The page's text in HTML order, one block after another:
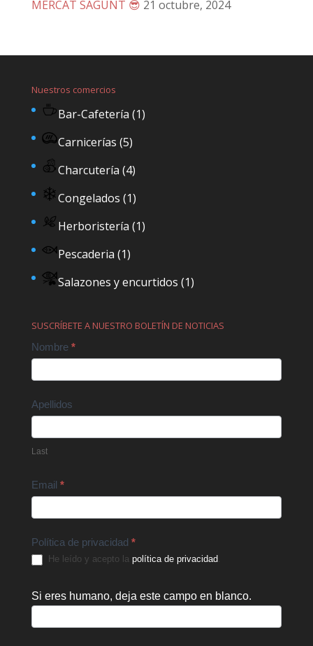
MERCAT SAGUNT 😎 21 octubre, 2024
Nuestros comercios
Bar-Cafetería (1)
Carnicerías (5)
Charcutería (4)
Congelados (1)
Herboristería (1)
Pescaderia (1)
Salazones y encurtidos (1)
SUSCRÍBETE A NUESTRO BOLETÍN DE NOTICIAS
Contact
Nombre *
Apellidos
Last
Email *
Política de privacidad *
He leído y acepto la política de privacidad.
Si eres humano, deja este campo en blanco.